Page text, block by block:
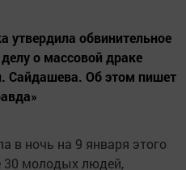
утвердила обвинительное
о массовой драке
Сайдашева. Об этом пишет
в ночь на 9 января этого
30 молодых людей,